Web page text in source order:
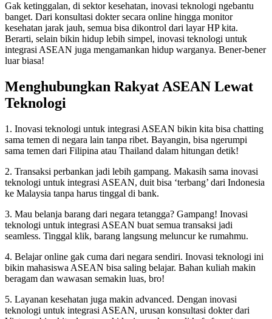
Gak ketinggalan, di sektor kesehatan, inovasi teknologi ngebantu
banget. Dari konsultasi dokter secara online hingga monitor
kesehatan jarak jauh, semua bisa dikontrol dari layar HP kita.
Berarti, selain bikin hidup lebih simpel, inovasi teknologi untuk
integrasi ASEAN juga mengamankan hidup warganya. Bener-bener
luar biasa!
Menghubungkan Rakyat ASEAN Lewat
Teknologi
1. Inovasi teknologi untuk integrasi ASEAN bikin kita bisa chatting
sama temen di negara lain tanpa ribet. Bayangin, bisa ngerumpi
sama temen dari Filipina atau Thailand dalam hitungan detik!
2. Transaksi perbankan jadi lebih gampang. Makasih sama inovasi
teknologi untuk integrasi ASEAN, duit bisa ‘terbang’ dari Indonesia
ke Malaysia tanpa harus tinggal di bank.
3. Mau belanja barang dari negara tetangga? Gampang! Inovasi
teknologi untuk integrasi ASEAN buat semua transaksi jadi
seamless. Tinggal klik, barang langsung meluncur ke rumahmu.
4. Belajar online gak cuma dari negara sendiri. Inovasi teknologi ini
bikin mahasiswa ASEAN bisa saling belajar. Bahan kuliah makin
beragam dan wawasan semakin luas, bro!
5. Layanan kesehatan juga makin advanced. Dengan inovasi
teknologi untuk integrasi ASEAN, urusan konsultasi dokter dari